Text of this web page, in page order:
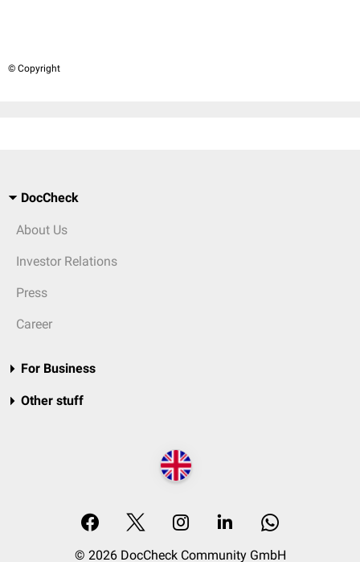
© Copyright
DocCheck
About Us
Investor Relations
Press
Career
For Business
Other stuff
© 2026 DocCheck Community GmbH